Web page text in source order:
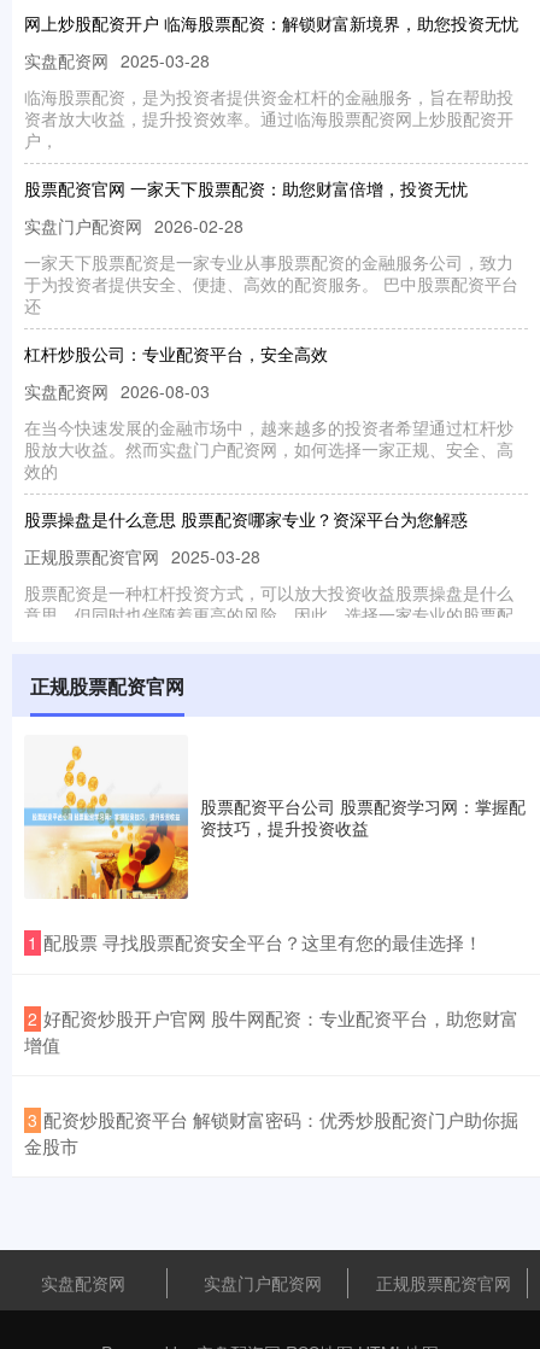
网上炒股配资开户 临海股票配资：解锁财富新境界，助您投资无忧
实盘配资网 2025-03-28
临海股票配资，是为投资者提供资金杠杆的金融服务，旨在帮助投
资者放大收益，提升投资效率。通过临海股票配资网上炒股配资开
户，
股票配资官网 一家天下股票配资：助您财富倍增，投资无忧
实盘门户配资网 2026-02-28
一家天下股票配资是一家专业从事股票配资的金融服务公司，致力
于为投资者提供安全、便捷、高效的配资服务。 巴中股票配资平台
还
杠杆炒股公司：专业配资平台，安全高效
实盘配资网 2026-08-03
在当今快速发展的金融市场中，越来越多的投资者希望通过杠杆炒
股放大收益。然而实盘门户配资网，如何选择一家正规、安全、高
效的
股票操盘是什么意思 股票配资哪家专业？资深平台为您解惑
正规股票配资官网 2025-03-28
股票配资是一种杠杆投资方式，可以放大投资收益股票操盘是什么
意思，但同时也伴随着更高的风险。因此，选择一家专业的股票配
呼伦贝尔股票配资 炒股配资哪家好？资深炒手推荐平台
实盘门户配资网 2025-05-09
对于炒股者来说呼伦贝尔股票配资，选择一家可靠的配资平台至关
重要。资深炒手推荐以下平台： 在线配资平台是允许投资者借用资
金
什么叫股票配资 配资网炒股：用别人的钱，赚自己的收益
正规股票配资官网 2025-12-12
者可以借用配资平台提供的资金进行交易，从而放大收益。 1. 配
正规股票配资官网
股票配资平台公司 股票配资学习网：掌握配
资技巧，提升投资收益
1 ​配股票 寻找股票配资安全平台？这里有您的最佳选择！
2 ​好配资炒股开户官网 股牛网配资：专业配资平台，助您财富
增值
3 ​配资炒股配资平台 解锁财富密码：优秀炒股配资门户助你掘
金股市
实盘配资网 实盘门户配资网 正规股票配资官网